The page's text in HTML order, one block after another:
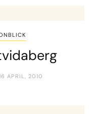
APRIL, 2010